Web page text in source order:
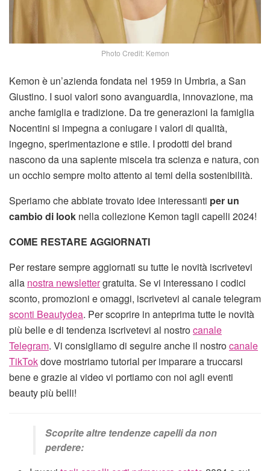
Photo Credit: Kemon
Kemon è un’azienda fondata nel 1959 in Umbria, a San
Giustino. I suoi valori sono avanguardia, innovazione, ma
anche famiglia e tradizione. Da tre generazioni la famiglia
Nocentini si impegna a coniugare i valori di qualità,
ingegno, sperimentazione e stile. I prodotti del brand
nascono da una sapiente miscela tra scienza e natura, con
un occhio sempre molto attento ai temi della sostenibilità.
Speriamo che abbiate trovato idee interessanti per un
cambio di look nella collezione Kemon tagli capelli 2024!
COME RESTARE AGGIORNATI
Per restare sempre aggiornati su tutte le novità iscrivetevi
alla nostra newslettergratuita. Se vi interessano i codici
sconto, promozioni e omaggi, iscrivetevi al canale telegram
sconti Beautydea. Per scoprire in anteprima tutte le novità
più belle e di tendenza iscrivetevi al nostrocanale
Telegram. Vi consigliamo di seguire anche il nostrocanale
TikTokdove mostriamo tutorial per imparare a truccarsi
bene e grazie ai video vi portiamo con noi agli eventi
beauty più belli!
Scoprite altre tendenze capelli da non
perdere: